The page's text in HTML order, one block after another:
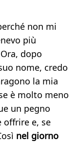
non mi
più
dopo
nome, credo
la mia
è molto meno
un pegno
offrire e, se
nel giorno